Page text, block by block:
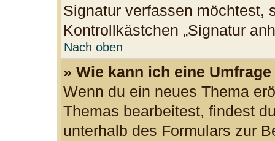
Signatur verfassen möchtest,
Kontrollkästchen „Signatur
Nach oben
» Wie kann ich eine
Wenn du ein neues Thema
Themas bearbeitest, findest
unterhalb des Formulars zur